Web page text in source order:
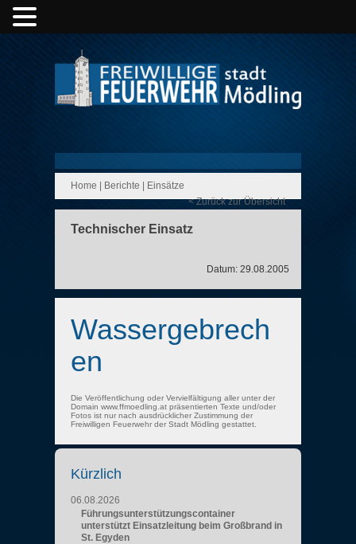
Home Berichte
Einsätze
< Zurück zur Übersicht
Technischer Einsatz
Datum: 29.08.2005
Wassergebrech
en
Die Veröffentlichung oder Vervielfältigung aller unter der
Domain www.ffmoedling.at präsentierten Texte und/oder
Fotos ist nur nach ausdrücklicher Zustimmung der
Freiwilligen Feuerwehr der Stadt Mödling gestattet.
Kürzlich
06.08.2026
Führungsunterstützungscontainer
unterstützt Einsatzleitung beim Großbrand in
St. Egyden